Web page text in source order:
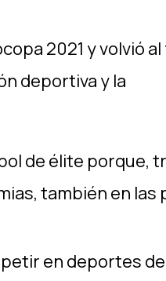
2021 y volvió
deportiva y la
de élite porque,
también en las
en deportes